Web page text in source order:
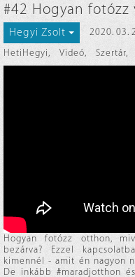
#42 Hogyan fotózz
Hegyi Zsolt 2020. 03.
HetiHegyi , Videó, Szertár,
Hogyan fotózz otthon,
bezárva? Ezzel
kimennél - amit én nagyon
De inkább #maradjotthon